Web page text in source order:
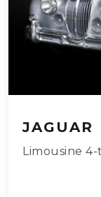
JAGUAR
Limousine